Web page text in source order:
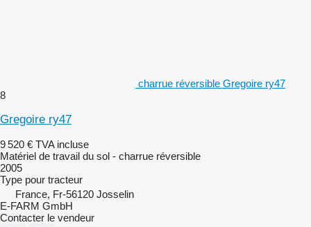
charrue réversible Gregoire ry47
8
Gregoire ry47
9 520 € TVA incluse
Matériel de travail du sol - charrue réversible
2005
Type pour tracteur
France, Fr-56120 Josselin
E-FARM GmbH
Contacter le vendeur